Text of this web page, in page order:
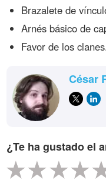
Brazalete de
Arnés básico de
Favor de los
César
¿Te ha gustado el